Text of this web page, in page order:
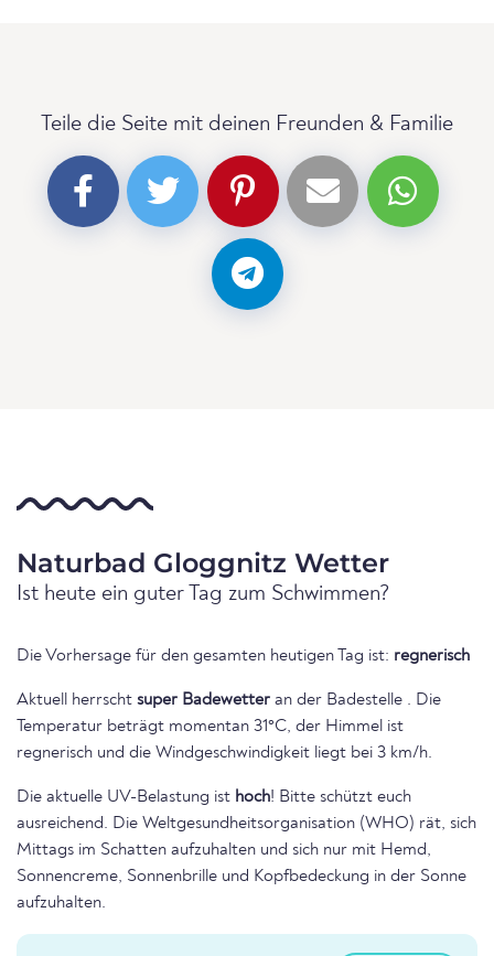
Teile die Seite mit deinen Freunden & Familie
Naturbad Gloggnitz Wetter
Ist heute ein guter Tag zum Schwimmen?
Die Vorhersage für den gesamten heutigen Tag ist: regnerisch
Aktuell herrscht super Badewetter an der Badestelle . Die
Temperatur beträgt momentan 31°C, der Himmel ist
regnerisch und die Windgeschwindigkeit liegt bei 3 km/h.
Die aktuelle UV-Belastung ist hoch! Bitte schützt euch
ausreichend. Die Weltgesundheitsorganisation (WHO) rät, sich
Mittags im Schatten aufzuhalten und sich nur mit Hemd,
Sonnencreme, Sonnenbrille und Kopfbedeckung in der Sonne
aufzuhalten.